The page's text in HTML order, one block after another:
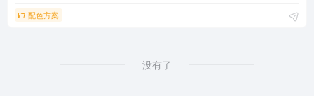
配色方案
没有了